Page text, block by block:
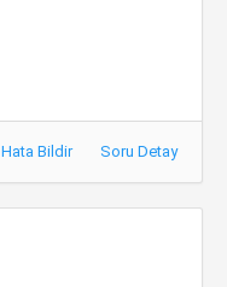
Hata Bildir Soru Detay